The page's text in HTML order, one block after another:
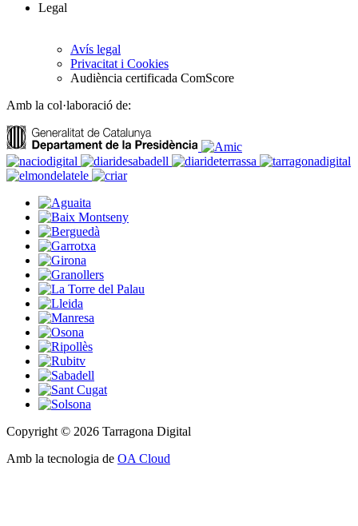
Legal
Avís legal
Privacitat i Cookies
Audiència certificada ComScore
Amb la col·laboració de:
Copyright © 2026 Tarragona Digital
Amb la tecnologia de OA Cloud